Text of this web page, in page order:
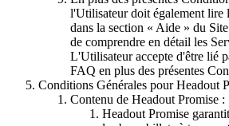
l'Utilisateur doit également lire
dans la section « Aide » du
de comprendre en détail les
L'Utilisateur accepte d'être lié
FAQ en plus des présentes
Conditions Générales pour Headout
Contenu de Headout Promise :
Headout Promise